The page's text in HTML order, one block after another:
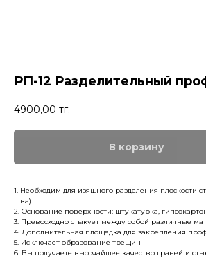
РП-12 Разделительный
4900,00 тг.
В корзину
1. Необходим для изящного разделения плоскости
шва)
2. Основание поверхности: штукатурка,
3. Превосходно стыкует между собой различные
4. Дополнительная площадка для закрепления
5. Исключает образование трещин
6. Вы получаете высочайшее качество граней и